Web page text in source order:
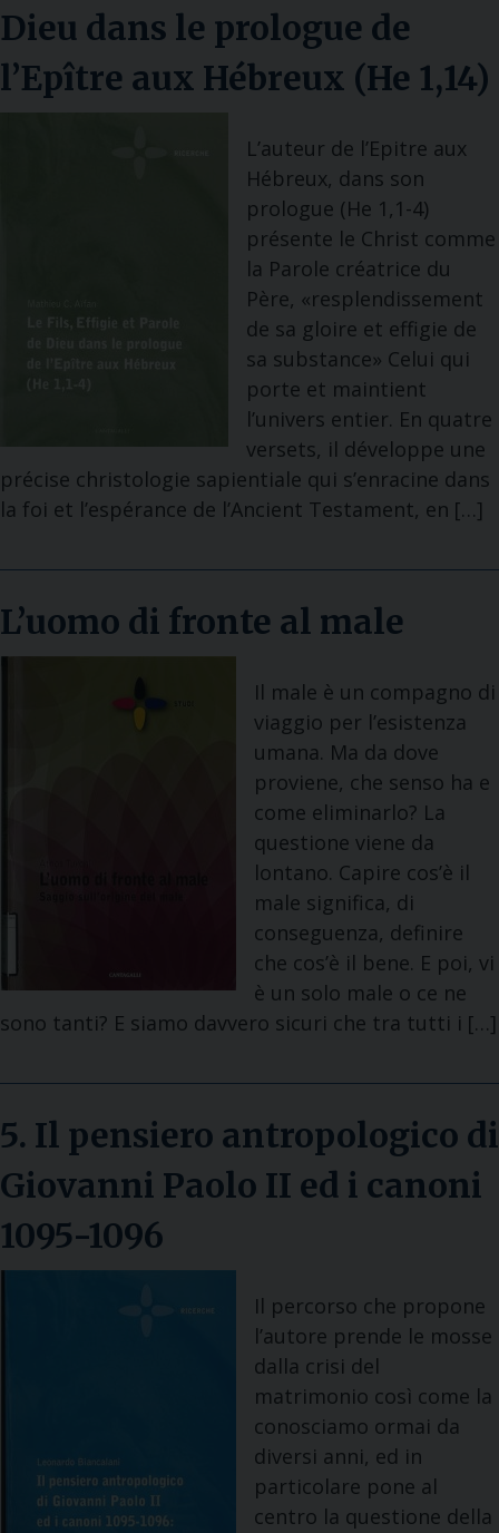
Dieu dans le prologue de
l’Epître aux Hébreux (He 1,14)
L’auteur de l’Epitre aux
Hébreux, dans son
prologue (He 1,1-4)
présente le Christ comme
la Parole créatrice du
Père, «resplendissement
de sa gloire et effigie de
sa substance» Celui qui
porte et maintient
l’univers entier. En quatre
versets, il développe une
précise christologie sapientiale qui s’enracine dans
la foi et l’espérance de l’Ancient Testament, en […]
L’uomo di fronte al male
Il male è un compagno di
viaggio per l’esistenza
umana. Ma da dove
proviene, che senso ha e
come eliminarlo? La
questione viene da
lontano. Capire cos’è il
male significa, di
conseguenza, definire
che cos’è il bene. E poi, vi
è un solo male o ce ne
sono tanti? E siamo davvero sicuri che tra tutti i […]
5. Il pensiero antropologico di
Giovanni Paolo II ed i canoni
1095-1096
Il percorso che propone
l’autore prende le mosse
dalla crisi del
matrimonio così come la
conosciamo ormai da
diversi anni, ed in
particolare pone al
centro la questione della